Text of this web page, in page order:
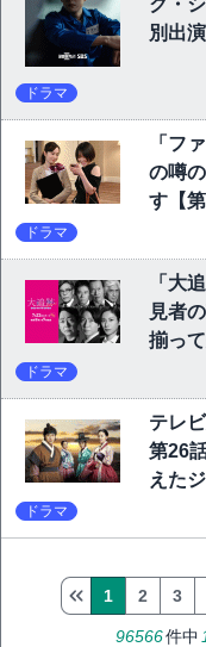
別出
ドラマ
「フ
の噂
す【
ドラマ
「大
見者
揃っ
ドラマ
テレ
第26
えた
ドラマ
96566件中
1 2 3